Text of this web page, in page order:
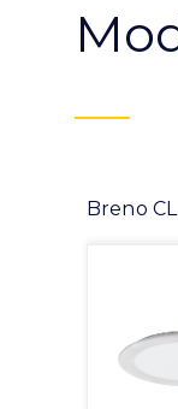
Breno CL